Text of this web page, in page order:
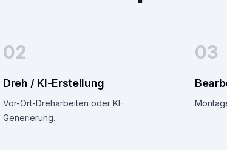
02
Dreh / KI-Erstellung
Vor-Ort-Dreharbeiten oder KI-
Generierung.
03